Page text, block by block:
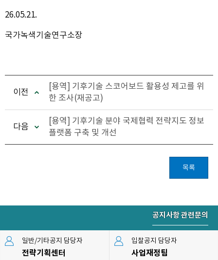
26.05.21.
국가녹색기술연구소장
이전
[용역] 기후기술 스코어보드 활용성 제고를 위
한 조사(재공고)
다음
[용역] 기후기술 분야 국제협력 전략지도 정보
플랫폼 구축 및 개선
목록
공지사항 관련문의
일반/기타공지 담당자
전략기획센터
입찰공지 담당자
사업재정팀